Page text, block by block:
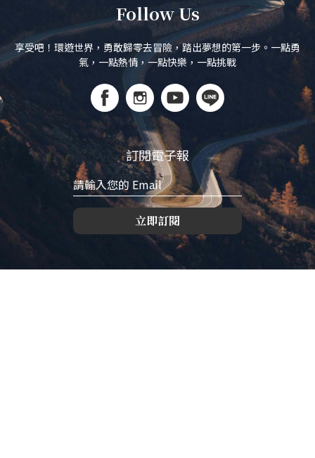
Follow Us
享受吧！環遊世界，勇敢歸零去冒險，踏出夢想的第一步。一點勇
氣，一點熱情，一點快樂，一點挑戰
訂閱電子報
立即訂閱